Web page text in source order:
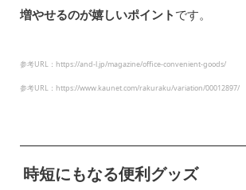
増やせるのが嬉しいポイント です。
参考URL：https://and-l.jp/magazine/office-convenient-goods/
参考URL：https://www.kaunet.com/rakuraku/variation/00012897/
時短にもなる便利グッズ